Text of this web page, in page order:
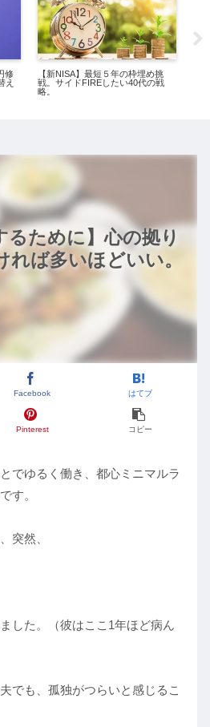
修
え
【新NISA】最短５年の枠埋め挑
戦。サイドFIREしたい40代の戦
略。
るために】心の拠り
れば多いほどいい。
Facebook はてブ
Pinterest コピー
でゆるく働き、都心ミニマルラ
す。
突然、
した。（彼はここ1年ほど病ん
でも、孤独がつらいと感じるこ